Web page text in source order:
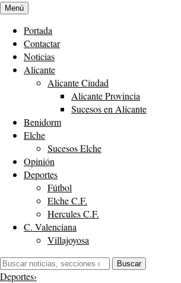
Menú
Portada
Contactar
Noticias
Alicante
Alicante Ciudad
Alicante Provincia
Sucesos en Alicante
Benidorm
Elche
Sucesos Elche
Opinión
Deportes
Fútbol
Elche C.F.
Hercules C.F.
C. Valenciana
Villajoyosa
Buscar:
Buscar
Deportes›